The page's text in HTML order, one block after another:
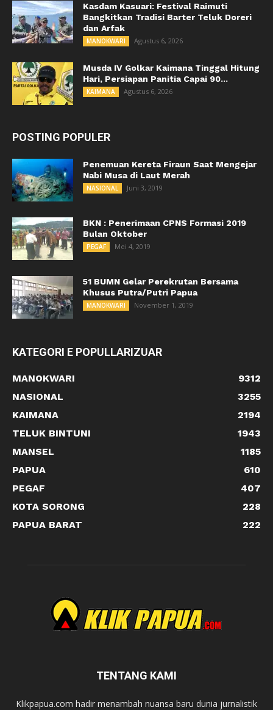
Kasdam Kasuari: Festival Raimuti
Bangkitkan Tradisi Barter Teluk Doreri
dan Arfak
MANOKWARI Agustus 6, 2026
Musda IV Golkar Kaimana Tinggal Hitung
Hari, Persiapan Panitia Capai 90...
KAIMANA Agustus 6, 2026
POSTING POPULER
Penemuan Kereta Firaun Saat Mengejar
Nabi Musa di Laut Merah
NASIONAL Juni 3, 2019
BKN : Penerimaan CPNS Formasi 2019
Bulan Oktober
PEGAF Mei 4, 2019
51 BUMN Gelar Perekrutan Bersama
Khusus Putra/Putri Papua
MANOKWARI November 1, 2019
KATEGORI E POPULLARIZUAR
MANOKWARI
9312
NASIONAL
3255
KAIMANA
2194
TELUK BINTUNI
1943
MANSEL
1185
PAPUA
610
PEGAF
407
KOTA SORONG
228
PAPUA BARAT
222
TENTANG KAMI
Klikpapua.com hadir menambah nuansa baru dunia jurnalistik